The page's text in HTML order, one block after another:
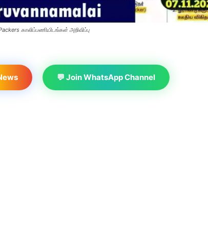
காலிப்பணியிடங்கள் அறிவிப்பு
💬 Join WhatsApp Channel